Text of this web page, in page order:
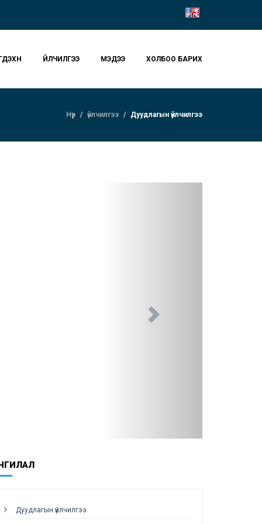
ҮЙЛЧИЛГЭЭ МЭДЭЭ ХОЛБОО БАРИХ
Нүүр үйлчилгээ Дуудлагын үйлчилгээ
Дуудлагын үйлчилгээ